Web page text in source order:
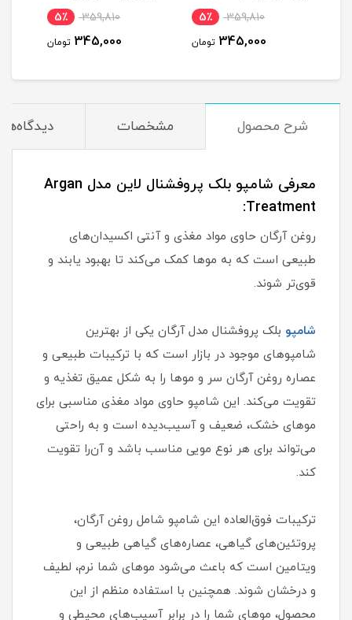
موهای رنگ و دکلره شده
359,810 5٪
345,000 تومان
کینوا مناسب موهای خشک
بدون سولفات حجم 300
359,810 5٪
345,000 تومان
شرح محصول مشخصات دیدگاه‌ها
معرفی شامپو بلک پروفشنال لاین مدل Argan
Treatment:
روغن آرگان حاوی مواد مغذی و آنتی اکسیدان‎‌های
طبیعی است که به موها کمک می‌کند تا بهبود یابند و
قوی‌تر شوند.
شامپو بلک پروفشنال مدل آرگان یکی از بهترین
شامپوهای موجود در بازار است که با ترکیبات طبیعی و
عصاره روغن آرگان سر و موها را به شکل عمیق تغذیه و
تقویت می‌کند. این شامپو حاوی مواد مغذی مناسبی برای
موهای خشک، ضعیف و آسیب‌دیده است و به راحتی
می‌تواند برای هر نوع مویی مناسب باشد و آن‌را تقویت
کند.
ترکیبات فوق‌العاده این شامپو شامل روغن آرگان،
پروتئین‌های گیاهی، عصاره‌های گیاهی طبیعی و
ویتامین است که باعث می‌شود موهای شما نرم، لطیف
و درخشان شوند. همچنین با استفاده منظم از این
محصول، موهای شما را در برابر آسیب‌های محیطی و